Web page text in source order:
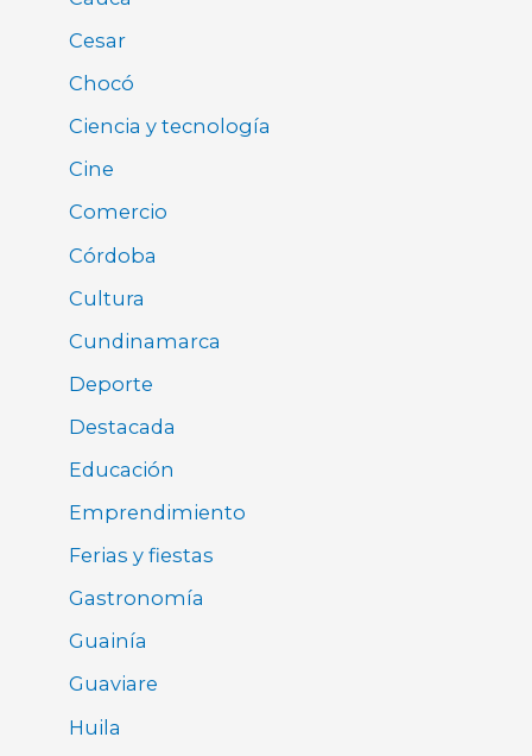
Cesar
Chocó
Ciencia y tecnología
Cine
Comercio
Córdoba
Cultura
Cundinamarca
Deporte
Destacada
Educación
Emprendimiento
Ferias y fiestas
Gastronomía
Guainía
Guaviare
Huila